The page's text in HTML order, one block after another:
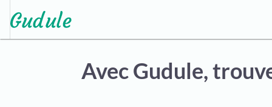
Avec Gudule,